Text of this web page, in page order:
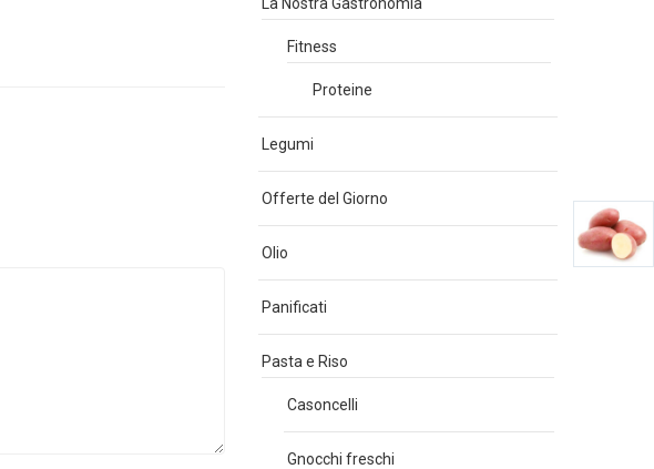
Fitness
Proteine
Legumi
Offerte del Giorno
Olio
Panificati
Pasta e Riso
Casoncelli
Gnocchi freschi